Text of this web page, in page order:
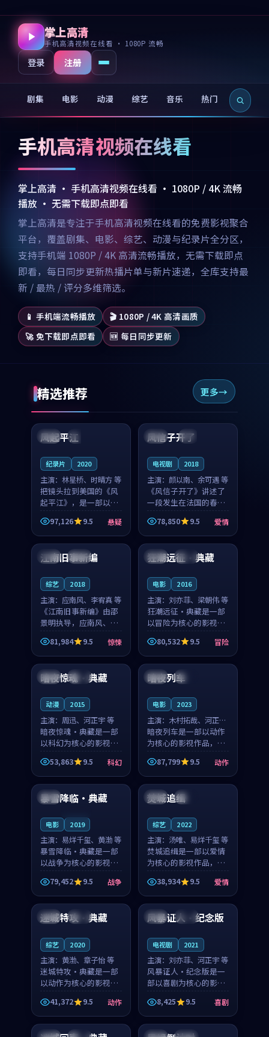
掌上高清
手机高清视频在线看 · 1080P 流畅
登录 注册
剧集 电影 动漫 综艺 音乐 热门 新片
手机高清视频在线看
掌上高清 · 手机高清视频在线看 · 1080P / 4K 流畅
播放 · 无需下载即点即看
掌上高清是专注于手机高清视频在线看的免费影视聚合
平台，覆盖剧集、电影、综艺、动漫与纪录片全分区，
支持手机端 1080P / 4K 高清流畅播放，无需下载即点
即看，每日同步更新热播片单与新片速递，全库支持最
新 / 最热 / 评分多维筛选。
📱 手机端流畅播放
🎬 1080P / 4K 高清画质
🚀 免下载即点即看
🆕 每日同步更新
精选推荐 更多
美国 完结
99:07
风起平江
纪录片 2020
主演： 林星桥、时晴方 等
把镜头拉到美国的《风
起平江》，是一部以时
光记忆为底色的悬疑作
品。林星桥和时晴方贡
献了2020年颇受关注的
合作演出，影片在情感
层次与现实质感之间
97,126 9.5 悬疑
法国 4K
99:21
风信子开了
电视剧 2018
主演： 颜以南、余可遇 等
《风信子开了》讲述了
一段发生在法国的春日
漫步故事。颜以南饰演
的主角与余可遇的角色
因一场意外卷入更深的
纠葛，爱情元素贯穿始
终，节奏稳健而富有张
78,850 9.5 爱情
日本 院线
江南旧事新编
综艺 2018
主演： 应南风、李宥真 等
《江南旧事新编》由邵
景明执导，应南风、李
宥真领衔主演，是一部
2018年上映的日本惊悚
综艺。影片以邻里温情
遇到告别都浸着真实
81,984 9.5 惊悚
中国 院线
狂潮远征·典藏
电影 2016
主演： 刘亦菲、梁朝伟 等
狂潮远征·典藏是一部
以冒险为核心的影视作
品，围绕危机、反转与
人物成长展开，整体节
奏紧凑，值得推荐观
80,532 9.5 冒险
中国 杜比
暗夜惊魂·典藏
动漫 2015
主演： 周迅、河正宇 等
暗夜惊魂·典藏是一部
以科幻为核心的影视作
品，围绕危机、反转与
人物成长展开，整体节
奏紧凑，值得推荐观
看。
53,863 9.5 科幻
法国 热播
暗夜列车
电影 2023
主演： 木村拓哉、河正宇
等
暗夜列车是一部以动作
为核心的影视作品，围
绕危机、反转与人物成
长展开，整体节奏紧
凑，值得推荐观看。
87,799 9.5 动作
中国
暴雪降临·典藏
电影 2019
主演： 易烊千玺、黄渤 等
暴雪降临·典藏是一部
以战争为核心的影视作
品，围绕危机、反转与
人物成长展开，整体节
奏紧凑，值得推荐观
看。
79,452 9.5 战争
中国 院线
焚城追缉
综艺 2022
主演： 汤唯、易烊千玺 等
焚城追缉是一部以爱情
为核心的影视作品，围
绕危机、反转与人物成
长展开，整体节奏紧
凑，值得推荐观看。
38,934 9.5 爱情
中国 杜比
迷城特攻·典藏
综艺 2020
主演： 黄渤、章子怡 等
迷城特攻·典藏是一部
以动作为核心的影视作
品，围绕危机、反转与
人物成长展开，整体节
奏紧凑，值得推荐观
看。
41,372 9.5 动作
韩国 完结
风暴证人·纪念版
电视剧 2021
主演： 刘亦菲、河正宇 等
风暴证人·纪念版是一
部以喜剧为核心的影视
作品，围绕危机、反转
与人物成长展开，整体
节奏紧凑，值得推荐观
看。
8,425 9.5 喜剧